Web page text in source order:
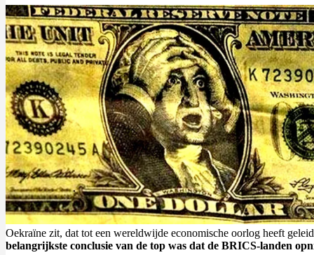
Oekraïne zit, dat tot een wereldwijde economische oorlog heeft
belangrijkste conclusie van de top was dat de BRICS-landen